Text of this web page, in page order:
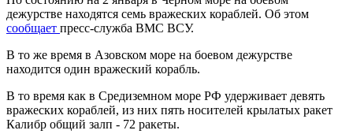
дежурстве находятся семь вражеских кораблей. Об этом
сообщает пресс-служба ВМС ВСУ.
В то же время в Азовском море на боевом дежурстве
находится один вражеский корабль.
В то время как в Средиземном море РФ удерживает девять
вражеских кораблей, из них пять носителей крылатых ракет
Калибр общий залп - 72 ракеты.